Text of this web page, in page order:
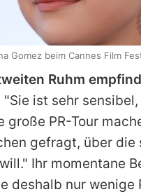
Ruhm
"Sie ist sehr
große PR-Tour
gefragt, über die
Ihr momentane
deshalb nur wenige
Gomez beim Cannes Film